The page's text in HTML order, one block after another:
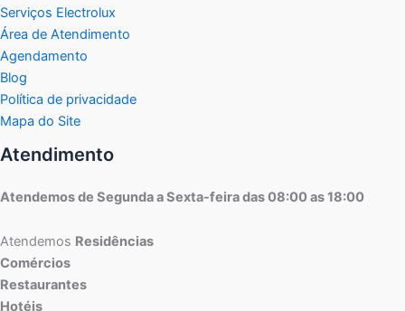
Serviços Electrolux
Área de Atendimento
Agendamento
Blog
Política de privacidade
Mapa do Site
Atendimento
Atendemos de Segunda a Sexta-feira das 08:00 as 18:00
Atendemos Residências
Comércios
Restaurantes
Hotéis